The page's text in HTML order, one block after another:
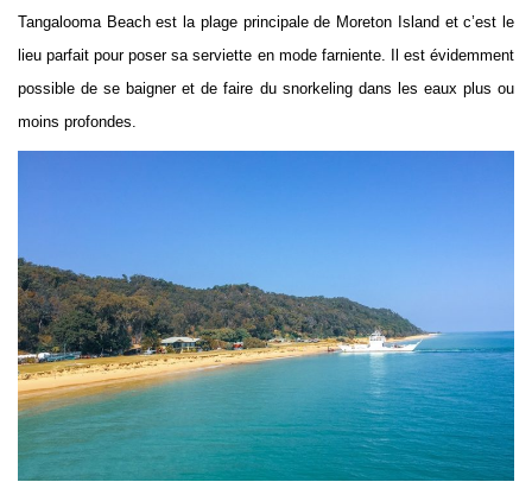
Tangalooma Beach est la plage principale de Moreton Island et c’est le
lieu parfait pour poser sa serviette en mode farniente. Il est évidemment
possible de se baigner et de faire du snorkeling dans les eaux plus ou
moins profondes.